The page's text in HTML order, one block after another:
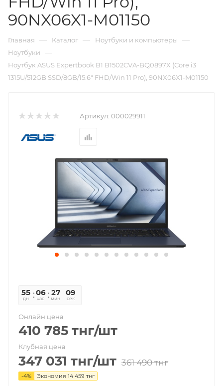
90NX06X1-M01150
Главная — Каталог — Ноутбуки и компьютеры —
Ноутбуки —
Ноутбук ASUS Expertbook B1 B1502CVA-BQ0897X (Core i3
1315U/512GB SSD/8GB/15.6" FHD/Win 11 Pro), 90NX06X1-M01150
Артикул: 000029911
55
дн
06
час
27
мин
09
сек
Онлайн цена
410 785 тнг/шт
Клубная цена
347 031 тнг/шт 361 490тнг
-4% Экономия 14 459 тнг